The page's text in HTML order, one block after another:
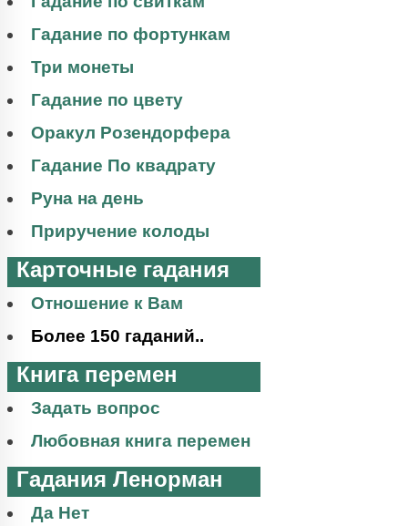
Гадание по фортункам
Три монеты
Гадание по цвету
Оракул Розендорфера
Гадание По квадрату
Руна на день
Приручение колоды
Карточные гадания
Отношение к Вам
Более 150 гаданий..
Книга перемен
Задать вопрос
Любовная книга перемен
Гадания Ленорман
Да Нет